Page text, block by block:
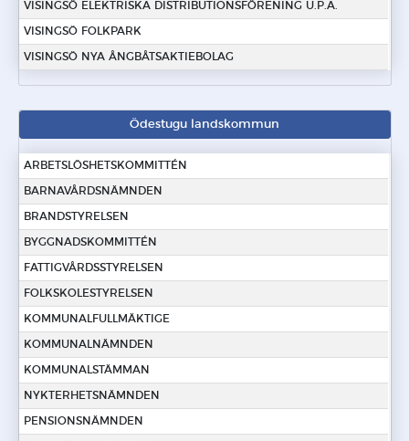
VISINGSÖ ELEKTRISKA DISTRIBUTIONSFÖRENING U.P.A.
VISINGSÖ FOLKPARK
VISINGSÖ NYA ÅNGBÅTSAKTIEBOLAG
Ödestugu landskommun
ARBETSLÖSHETSKOMMITTÉN
BARNAVÅRDSNÄMNDEN
BRANDSTYRELSEN
BYGGNADSKOMMITTÉN
FATTIGVÅRDSSTYRELSEN
FOLKSKOLESTYRELSEN
KOMMUNALFULLMÄKTIGE
KOMMUNALNÄMNDEN
KOMMUNALSTÄMMAN
NYKTERHETSNÄMNDEN
PENSIONSNÄMNDEN